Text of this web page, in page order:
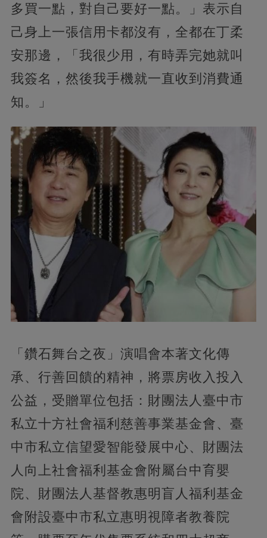
多買一點，對自己要好一點。」表示自
己身上一張信用卡都沒有，全都在丁柔
安那邊，「我很少用，有時弄完她就叫
我簽名，然後我手機就一直收到消費通
知。」
「鑽石舞台之夜」演唱會本著文化傳
承、行善回饋的精神，將票房收入投入
公益，受贈單位包括：財團法人臺中市
私立十方社會福利慈善事業基金會、臺
中市私立信望愛智能發展中心、財團法
人向上社會福利基金會附屬台中育嬰
院、財團法人基督教惠明盲人福利基金
會附設臺中市私立惠明視障者教養院